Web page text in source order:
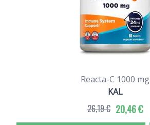
Reacta-C 1000 mg
KAL
20,46 €
26,19 €